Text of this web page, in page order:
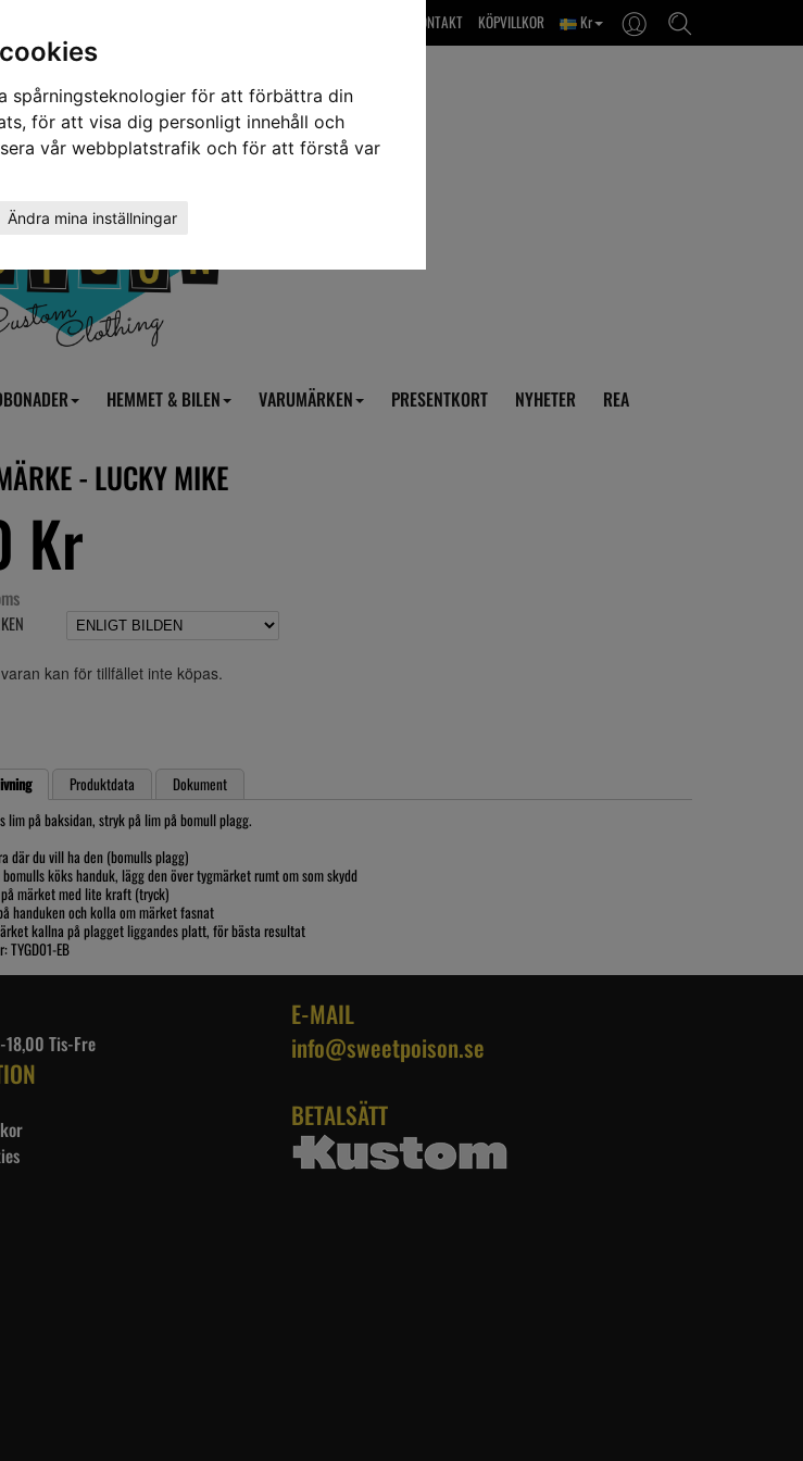
spårningsteknologier för att förbättra din
för att visa dig personligt innehåll och
vår webbplatstrafik och för att förstå var
Ändra mina inställningar
Kr
KÖPVILLKOR
OM OSS & KONTAKT
HEMMET & BILEN VARUMÄRKEN PRESENTKORT NYHETER REA
- LUCKY MIKE
Kr
kan för tillfället inte köpas.
Produktdata
Dokument
lim på baksidan, stryk på lim på bomull plagg.
där du vill ha den (bomulls plagg)
bomulls köks handuk, lägg den över tygmärket rumt om som skydd
märket med lite kraft (tryck)
handuken och kolla om märket fasnat
kallna på plagget liggandes platt, för bästa resultat
TYGD01-EB
Tis-Fre
E-MAIL
info@sweetpoison.se
BETALSÄTT